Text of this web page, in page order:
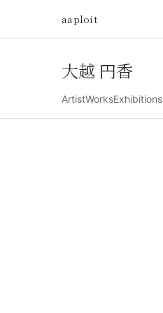
aaploit
大越 円香
ArtistWorksExhibitions